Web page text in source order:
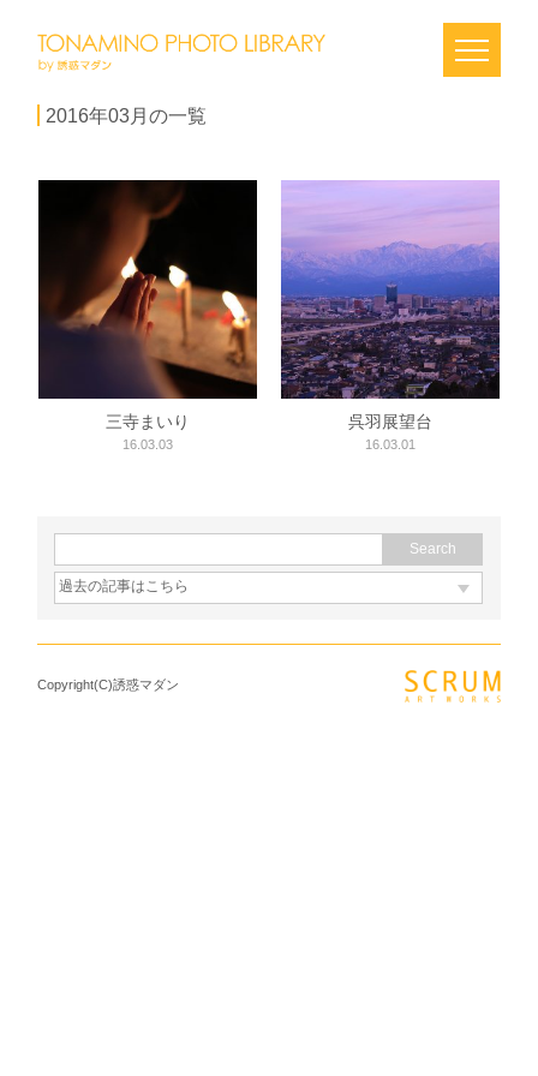
2016年03月の一覧
三寺まいり
16.03.03
呉羽展望台
16.03.01
Copyright(C)誘惑マダン